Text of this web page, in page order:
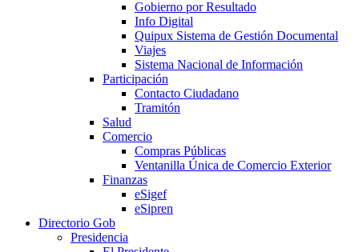
Gobierno por Resultado
Info Digital
Quipux Sistema de Gestión Documental
Viajes
Sistema Nacional de Información
Participación
Contacto Ciudadano
Tramitón
Salud
Comercio
Compras Públicas
Ventanilla Única de Comercio Exterior
Finanzas
eSigef
eSipren
Directorio Gob
Presidencia